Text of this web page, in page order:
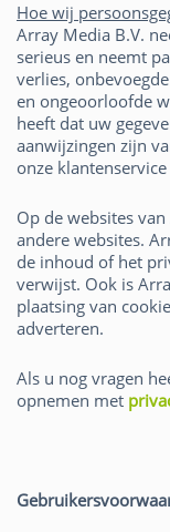
Hoe wij
Array Media B.V.
serieus en neemt
verlies,
en ongeoorloofde
heeft dat uw
aanwijzingen zijn
onze
Op de websites
andere websites.
de inhoud of het
verwijst. Ook is
plaatsing van
adverteren.
Als u nog vragen
opnemen met